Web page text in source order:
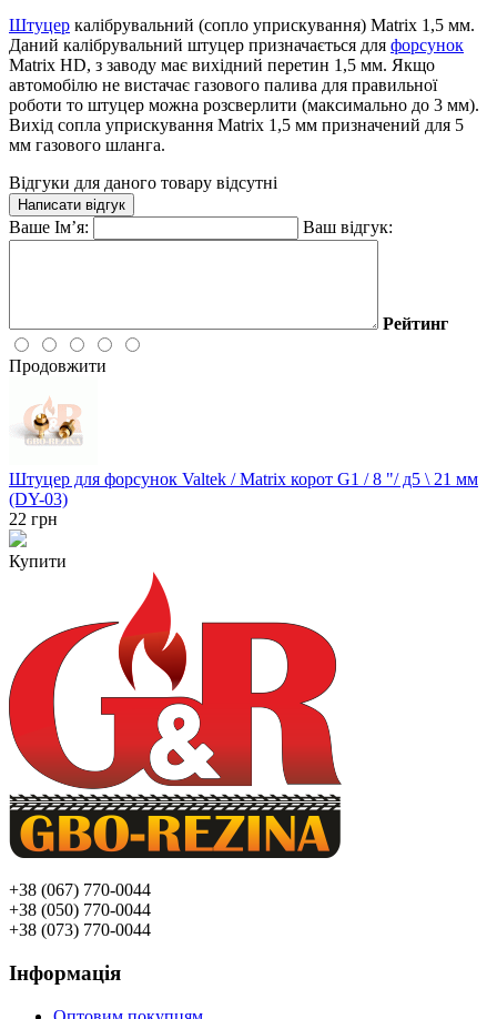
Штуцер калібрувальний (сопло уприскування) Matrix 1,5 мм.
Даний калібрувальний штуцер призначається для форсунок
Matrix HD, з заводу має вихідний перетин 1,5 мм. Якщо
автомобілю не вистачає газового палива для правильної
роботи то штуцер можна розсверлити (максимально до 3 мм).
Вихід сопла уприскування Matrix 1,5 мм призначений для 5
мм газового шланга.
Відгуки для даного товару відсутні
Написати відгук
Ваше Ім’я: Ваш відгук:
Рейтинг
Продовжити
Штуцер для форсунок Valtek / Matrix корот G1 / 8 "/ д5 \ 21 мм
(DY-03)
22 грн
Купити
+38 (067) 770-0044
+38 (050) 770-0044
+38 (073) 770-0044
Інформація